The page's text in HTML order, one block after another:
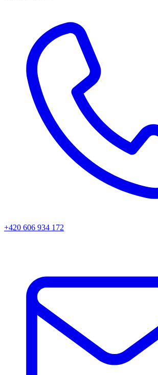
+420 606 934 172